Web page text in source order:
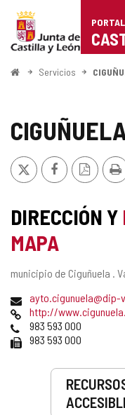
Portal
de
Turismo
Castilla
León
InicioServicios
X FacebookVersión
PDF
DIRECCIÓN Y
MAPA
Dirección
municipio de Ciguñuela .
Dirección
de
correo
electrónico
ayto.cigunuela@dip-
Página
Web
http://
Teléfonos
983 593 000
Fax 983 593 000